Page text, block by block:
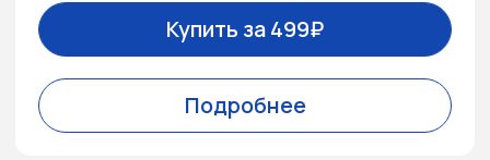
заставляя пересматривать бизнес-модели,
искать новые каналы продаж
и трансформировать бизнес-процессы,
избавляясь от быстро устаревающих
и теряющих прежнюю эффективность бизнес-
схем.
Можно ли в нестабильных условиях рынка
максимизировать прибыль и увеличить